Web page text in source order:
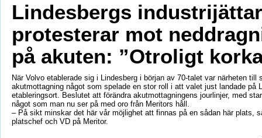
Lindesbergs industrijättar
protesterar mot
på akuten: ”Otroligt
När Volvo etablerade sig i Lindesberg i början av 70-talet var närheten till
akutmottagning något som spelade en stor roll i att valet just landade på
etableringsort. Beslutet att förändra akutmottagningens jourlinjer, med
något som man nu ser på med oro från Meritors håll.
– På sikt minskar det här vår möjlighet att finnas på en sådan här plats,
platschef och VD på Meritor.